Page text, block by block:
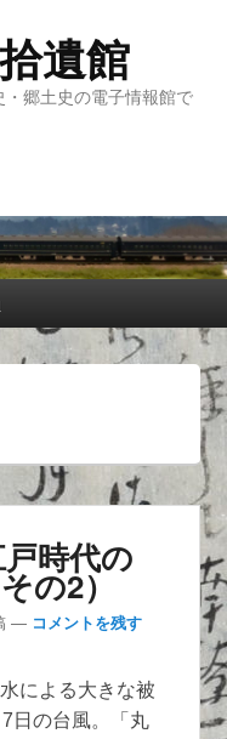
遺館
郷土史の電子情報館で
時代の
の2）
— コメントを残す
による大きな被
日の台風。「丸